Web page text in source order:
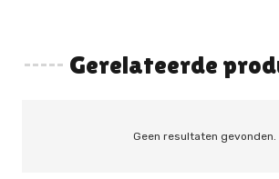
Gerelateerde
Geen resultaten gevonden.